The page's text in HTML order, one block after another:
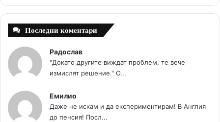
t
m
Последни коментари
Радослав
"Докато другите виждат проблем, те вече
измислят решение." О...
Емилио
Даже не искам и да експериментирам! В Англия
до пенсия! Посл...